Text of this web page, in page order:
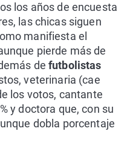
los años de encuesta
las chicas siguen
manifiesta el
pierde más de
defutbolistas
veterinaria (cae
los votos, cantante
y doctora que, con su
dobla porcentaje